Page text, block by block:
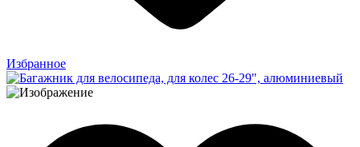
Избранное